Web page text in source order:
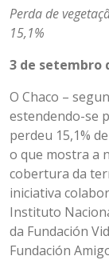
Perda de
15,1%
3 de setembro
O Chaco –
estendendo-se
perdeu 15,1%
o que mostra a
cobertura da
iniciativa
Instituto
da Fundación
Fundación